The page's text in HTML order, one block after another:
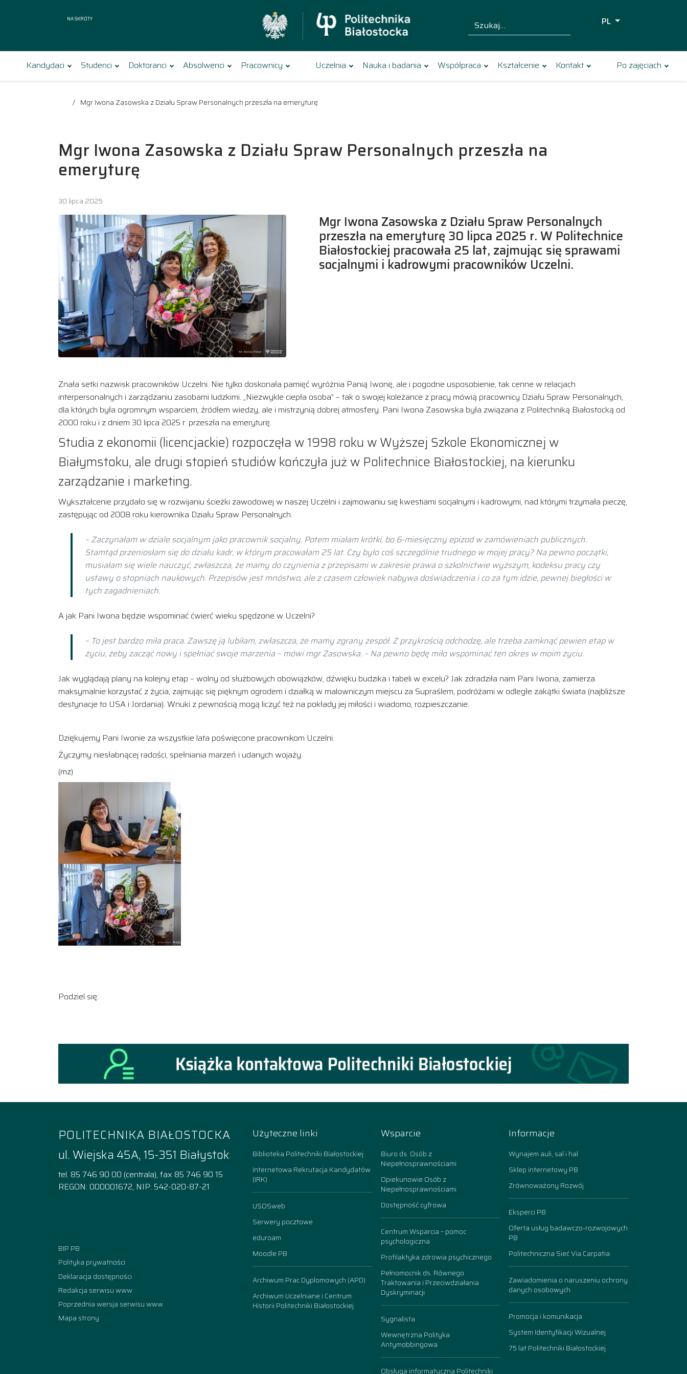
Na skróty Szukaj dla:
PL
Kandydaci Studenci Doktoranci Absolwenci Pracownicy Uczelnia Nauka i badania Współpraca Kształcenie Kontakt Po zajęciach
Mgr Iwona Zasowska z Działu Spraw Personalnych przeszła na emeryturę
Mgr Iwona Zasowska z Działu Spraw Personalnych przeszła na
emeryturę
30 lipca 2025
Mgr Iwona Zasowska z Działu Spraw Personalnych
przeszła na emeryturę 30 lipca 2025 r. W Politechnice
Białostockiej pracowała 25 lat, zajmując się sprawami
socjalnymi i kadrowymi pracowników Uczelni.
Znała setki nazwisk pracowników Uczelni. Nie tylko doskonała pamięć wyróżnia Panią Iwonę, ale i pogodne usposobienie, tak cenne w relacjach
interpersonalnych i zarządzaniu zasobami ludzkimi. „Niezwykle ciepła osoba” – tak o swojej koleżance z pracy mówią pracownicy Działu Spraw Personalnych,
dla których była ogromnym wsparciem, źródłem wiedzy, ale i mistrzynią dobrej atmosfery. Pani Iwona Zasowska była związana z Politechniką Białostocką od
2000 roku i z dniem 30 lipca 2025 r. przeszła na emeryturę.
Studia z ekonomii (licencjackie) rozpoczęła w 1998 roku w Wyższej Szkole Ekonomicznej w
Białymstoku, ale drugi stopień studiów kończyła już w Politechnice Białostockiej, na kierunku
zarządzanie i marketing.
Wykształcenie przydało się w rozwijaniu ścieżki zawodowej w naszej Uczelni i zajmowaniu się kwestiami socjalnymi i kadrowymi, nad którymi trzymała pieczę,
zastępując od 2008 roku kierownika Działu Spraw Personalnych.
– Zaczynałam w dziale socjalnym jako pracownik socjalny. Potem miałam krótki, bo 6-miesięczny epizod w zamówieniach publicznych.
Stamtąd przeniosłam się do działu kadr, w którym pracowałam 25 lat. Czy było coś szczególnie trudnego w mojej pracy? Na pewno początki,
musiałam się wiele nauczyć, zwłaszcza, że mamy do czynienia z przepisami w zakresie prawa o szkolnictwie wyższym, kodeksu pracy czy
ustawy o stopniach naukowych. Przepisów jest mnóstwo, ale z czasem człowiek nabywa doświadczenia i co za tym idzie, pewnej biegłości w
tych zagadnieniach.
A jak Pani Iwona będzie wspominać ćwierć wieku spędzone w Uczelni?
– To jest bardzo miła praca. Zawszę ją lubiłam, zwłaszcza, że mamy zgrany zespół. Z przykrością odchodzę, ale trzeba zamknąć pewien etap w
życiu, żeby zacząć nowy i spełniać swoje marzenia – mówi mgr Zasowska. – Na pewno będę miło wspominać ten okres w moim życiu.
Jak wyglądają plany na kolejny etap – wolny od służbowych obowiązków, dźwięku budzika i tabeli w excelu? Jak zdradziła nam Pani Iwona, zamierza
maksymalnie korzystać z życia, zajmując się pięknym ogrodem i działką w malowniczym miejscu za Supraślem, podróżami w odległe zakątki świata (najbliższe
destynacje to USA i Jordania). Wnuki z pewnością mogą liczyć też na pokłady jej miłości i wiadomo, rozpieszczanie.
Dziękujemy Pani Iwonie za wszystkie lata poświęcone pracownikom Uczelni.
Życzymy niesłabnącej radości, spełniania marzeń i udanych wojaży.
(mz)
Podziel się:
POLITECHNIKA BIAŁOSTOCKA
ul. Wiejska 45A, 15-351 Białystok
tel. 85 746 90 00 (centrala), fax 85 746 90 15
REGON: 000001672, NIP: 542-020-87-21
BIP PB
Polityka prywatności
Deklaracja dostępności
Redakcja serwisu www
Poprzednia wersja serwisu www
Mapa strony
Użyteczne linki
Biblioteka Politechniki Białostockiej
Internetowa Rekrutacja Kandydatów
(IRK)
USOSweb
Serwery pocztowe
eduroam
Moodle PB
Archiwum Prac Dyplomowych (APD)
Archiwum Uczelniane i Centrum
Historii Politechniki Białostockiej
Wsparcie
Biuro ds. Osób z
Niepełnosprawnościami
Opiekunowie Osób z
Niepełnosprawnościami
Dostępność cyfrowa
Centrum Wsparcia – pomoc
psychologiczna
Profilaktyka zdrowia psychicznego
Pełnomocnik ds. Równego
Traktowania i Przeciwdziałania
Dyskryminacji
Sygnalista
Wewnętrzna Polityka
Antymobbingowa
Obsługa informatyczna Politechniki
Informacje
Wynajem auli, sal i hal
Sklep internetowy PB
Zrównoważony Rozwój
Eksperci PB
Oferta usług badawczo-rozwojowych
PB
Politechniczna Sieć Via Carpatia
Zawiadomienia o naruszeniu ochrony
danych osobowych
Promocja i komunikacja
System Identyfikacji Wizualnej
75 lat Politechniki Białostockiej